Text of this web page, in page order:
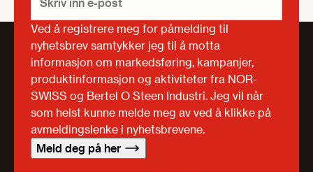
Ved å registrere meg for påmelding til
nyhetsbrev samtykker jeg til å motta
informasjon om markedsføring, kampanjer,
produktinformasjon og aktiviteter fra NOR-
SWISS og Bertel O Steen Industri. Jeg vil når
som helst kunne melde meg av ved å klikke på
avmeldingslenke i nyhetsbrevene.
Meld deg på her